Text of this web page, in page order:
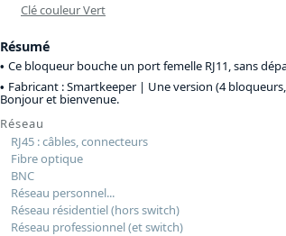
Clé couleur Vert
Résumé
Ce bloqueur bouche un port femelle RJ11, sans
Fabricant : Smartkeeper | Une version (4 bloqueurs,
Bonjour et bienvenue.
Réseau
RJ45 : câbles, connecteurs
Fibre optique
BNC
Réseau personnel...
Réseau résidentiel (hors switch)
Réseau professionnel (et switch)